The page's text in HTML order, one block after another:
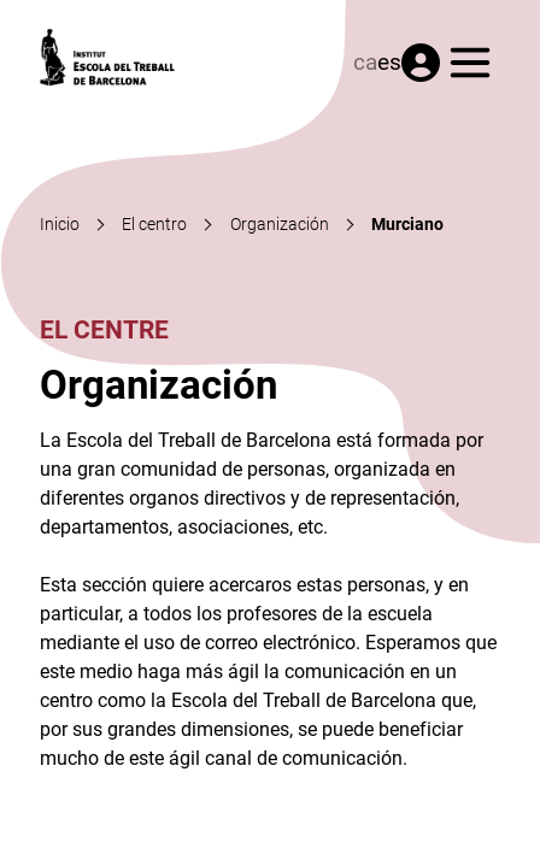
caes Menú
Inicio El centro Organización Murciano
EL CENTRE
Organización
La Escola del Treball de Barcelona está formada por
una gran comunidad de personas, organizada en
diferentes organos directivos y de representación,
departamentos, asociaciones, etc.
Esta sección quiere acercaros estas personas, y en
particular, a todos los profesores de la escuela
mediante el uso de correo electrónico. Esperamos que
este medio haga más ágil la comunicación en un
centro como la Escola del Treball de Barcelona que,
por sus grandes dimensiones, se puede beneficiar
mucho de este ágil canal de comunicación.